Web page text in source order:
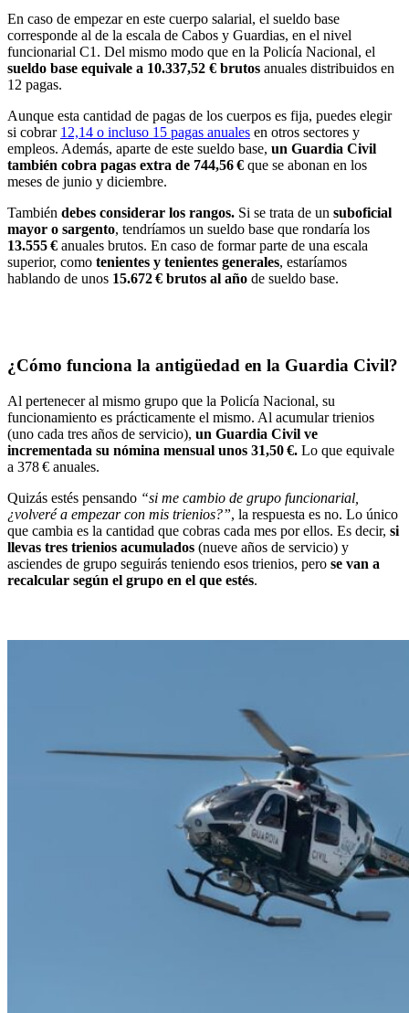
En caso de empezar en este cuerpo salarial, el sueldo base
corresponde al de la escala de Cabos y Guardias, en el nivel
funcionarial C1. Del mismo modo que en la Policía Nacional, el
sueldo base equivale a 10.337,52 € brutos anuales distribuidos en
12 pagas.
Aunque esta cantidad de pagas de los cuerpos es fija, puedes elegir
si cobrar 12,14 o incluso 15 pagas anuales en otros sectores y
empleos. Además, aparte de este sueldo base, un Guardia Civil
también cobra pagas extra de 744,56 € que se abonan en los
meses de junio y diciembre.
También debes considerar los rangos. Si se trata de un suboficial
mayor o sargento, tendríamos un sueldo base que rondaría los
13.555 € anuales brutos. En caso de formar parte de una escala
superior, como tenientes y tenientes generales, estaríamos
hablando de unos 15.672 € brutos al año de sueldo base.
¿Cómo funciona la antigüedad en la Guardia Civil?
Al pertenecer al mismo grupo que la Policía Nacional, su
funcionamiento es prácticamente el mismo. Al acumular trienios
(uno cada tres años de servicio), un Guardia Civil ve
incrementada su nómina mensual unos 31,50 €. Lo que equivale
a 378 € anuales.
Quizás estés pensando “si me cambio de grupo funcionarial,
¿volveré a empezar con mis trienios?”, la respuesta es no. Lo único
que cambia es la cantidad que cobras cada mes por ellos. Es decir, si
llevas tres trienios acumulados (nueve años de servicio) y
asciendes de grupo seguirás teniendo esos trienios, pero se van a
recalcular según el grupo en el que estés.